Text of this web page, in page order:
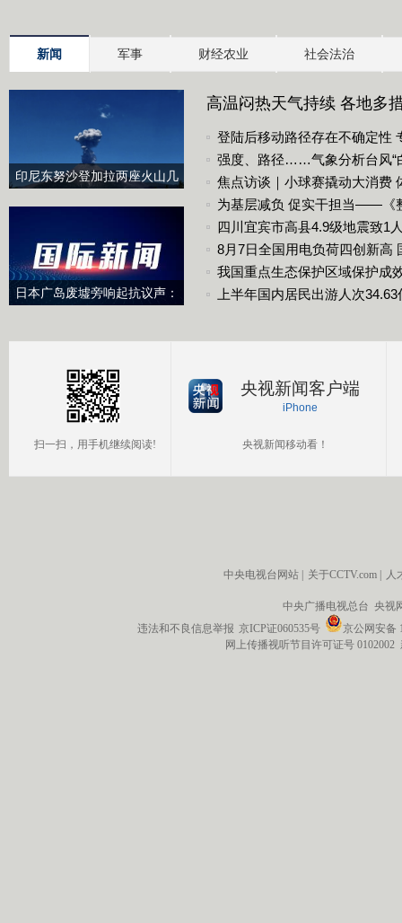
新闻 军事 财经农业 社会法治
印尼东努沙登加拉两座火山几
日本广岛废墟旁响起抗议声：
高温闷热天气持续 各地多
登陆后移动路径存在不确定性
强度、路径……气象分析台风“
焦点访谈｜小球赛撬动大消费
为基层减负 促实干担当——《
定》出台两周年观察
四川宜宾市高县4.9级地震致1
8月7日全国用电负荷四创新高
用电
我国重点生态保护区域保护成
上半年国内居民出游人次
扫一扫，用手机继续阅读!
央视新闻客户端
iPhone
央视新闻移动看！
中央电视台网站 关于CCTV.com 人
中央广播电视总台 央视
违法和不良信息举报 京ICP证060535号
京公网安备
网上传播视听节目许可证号 0102002